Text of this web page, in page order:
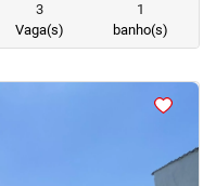
3
Vaga(s)
1
banho(s)